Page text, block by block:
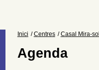
Inici Centres Casal Mira-sol
Agenda